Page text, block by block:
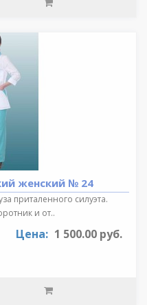
женский № 24
приталенного силуэта.
и от..
Цена: 1 500.00 руб.